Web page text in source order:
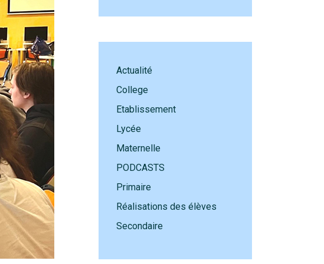
Actualité
College
Etablissement
Lycée
Maternelle
PODCASTS
Primaire
Réalisations des élèves
Secondaire